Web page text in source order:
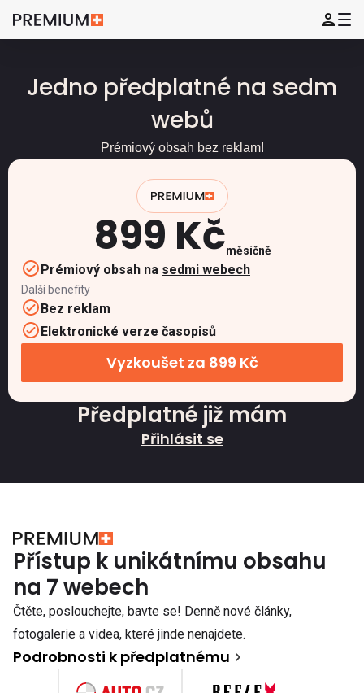
Jedno předplatné na sedm
webů
Prémiový obsah bez reklam!
899 Kčměsíčně
Prémiový obsah na sedmi webech
Další benefity
Bez reklam
Elektronické verze časopisů
Vyzkoušet za 899 Kč
Předplatné již mám
Přihlásit se
Přístup k unikátnímu obsahu
na 7 webech
Čtěte, poslouchejte, bavte se! Denně nové články,
fotogalerie a videa, které jinde nenajdete.
Podrobnosti k předplatnému